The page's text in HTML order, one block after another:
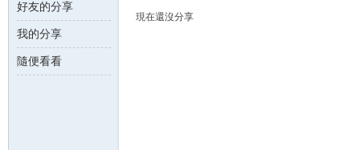
車 ›
好友的分享
我的分享
隨便看看
現在還沒分享